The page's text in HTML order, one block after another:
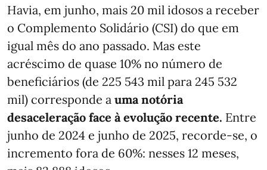
Havia, em junho, mais 20 mil idosos a receber
o Complemento Solidário (CSI) do que em
igual mês do ano passado. Mas este
acréscimo de quase 10% no número de
beneficiários (de 225 543 mil para 245 532
mil) corresponde a uma notória
desaceleração face à evolução recente. Entre
junho de 2024 e junho de 2025, recorde-se, o
incremento fora de 60%: nesses 12 meses,